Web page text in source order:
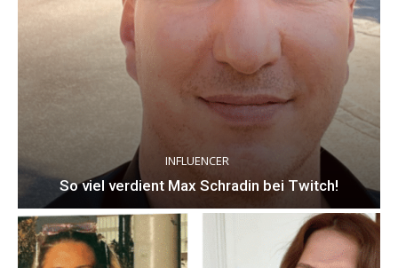
INFLUENCER
So viel verdient Max Schradin bei Twitch!